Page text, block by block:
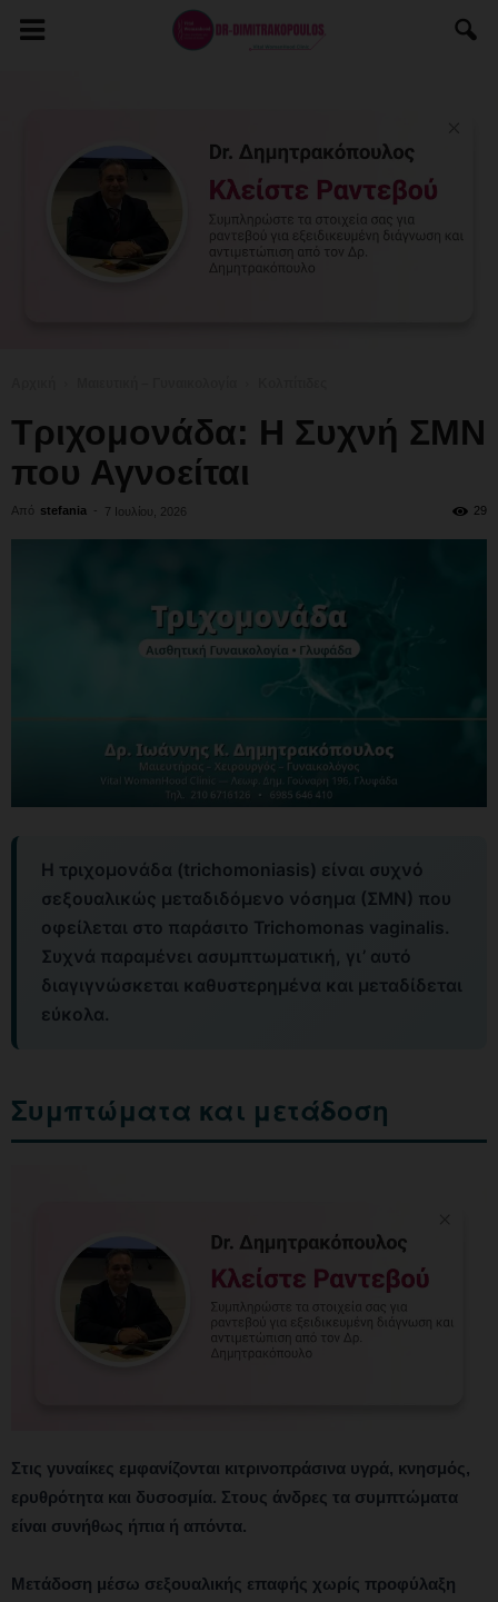
Τριχομονάδα: Η Συχνή ΣΜΝ
που Αγνοείται
Από stefania - 7 Ιουλίου, 2026 29
Η τριχομονάδα (trichomoniasis) είναι συχνό
σεξουαλικώς μεταδιδόμενο νόσημα (ΣΜΝ) που
οφείλεται στο παράσιτο Trichomonas vaginalis.
Συχνά παραμένει ασυμπτωματική, γι’ αυτό
διαγιγνώσκεται καθυστερημένα και μεταδίδεται
εύκολα.
Συμπτώματα και μετάδοση
Στις γυναίκες εμφανίζονται κιτρινοπράσινα υγρά, κνησμός,
ερυθρότητα και δυσοσμία. Στους άνδρες τα συμπτώματα
είναι συνήθως ήπια ή απόντα.
Μετάδοση μέσω σεξουαλικής επαφής χωρίς προφύλαξη